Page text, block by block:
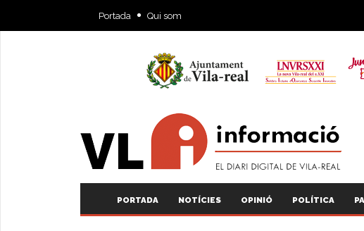
Portada Qui som
PORTADA NOTÍCIES OPINIÓ POLÍTICA